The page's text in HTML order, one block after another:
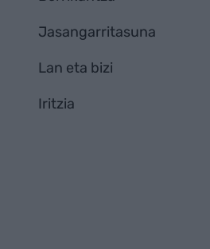
Jasangarritasuna
Lan eta bizi
Iritzia